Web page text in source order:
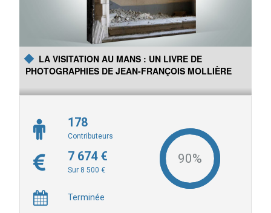
2018. Il est actuellement en cours de montage et sera présenté
en avant-première en décembre 2019. La somme récoltée sera
utilisée pour préparer la sortie du film (outils de
LA VISITATION AU MANS : UN LIVRE DE
PHOTOGRAPHIES DE JEAN-FRANÇOIS MOLLIÈRE
178
Contributeurs
7 674 €
Sur 8 500 €
Terminée